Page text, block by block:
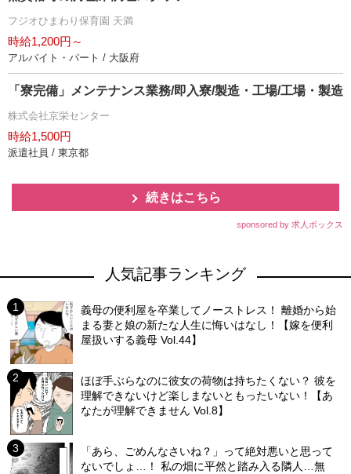
フジオひまわり保育園 天満
時給1,200円～
アルバイト・パート / 大阪府
「寮完備」メンテナンス業務/即入寮/製造・工場/工場・製造
株式会社京栄センター
時給1,500円
派遣社員 / 東京都
続きはこちら
sponsored by 求人ボックス
人気記事ランキング
義母の便利屋を卒業してノーストレス！ 離婚から始
まる妻と娘の新たな人生に悔いはなし！【嫁を便利
屋扱いする義母 Vol.44】
ほぼ手ぶらなのに彼女の荷物は持ちたくない？ 彼を
理解できないけど楽しまないともったいない！【あ
なたが理解できません Vol.8】
「あら、ごめんなさいね？」って絶対悪いと思って
ないでしょ…！ 私の畑に平然と踏み入る隣人…無